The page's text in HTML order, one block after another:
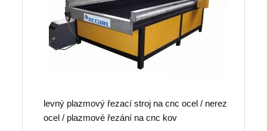
levný plazmový řezací stroj na cnc ocel / nerez
ocel / plazmové řezání na cnc kov